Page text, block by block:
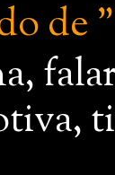
de